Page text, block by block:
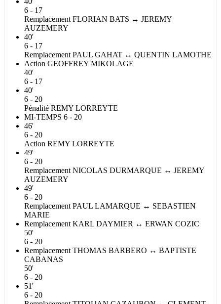
6 - 17
Remplacement FLORIAN BATS ↔ JEREMY
AUZEMERY
40'
6 - 17
Remplacement PAUL GAHAT ↔ QUENTIN LAMOTHE
Action GEOFFREY MIKOLAGE
40'
6 - 17
40'
6 - 20
Pénalité REMY LORREYTE
MI-TEMPS 6 - 20
46'
6 - 20
Action REMY LORREYTE
49'
6 - 20
Remplacement NICOLAS DURMARQUE ↔ JEREMY
AUZEMERY
49'
6 - 20
Remplacement PAUL LAMARQUE ↔ SEBASTIEN
MARIE
Remplacement KARL DAYMIER ↔ ERWAN COZIC
50'
6 - 20
Remplacement THOMAS BARBERO ↔ BAPTISTE
CABANAS
50'
6 - 20
51'
6 - 20